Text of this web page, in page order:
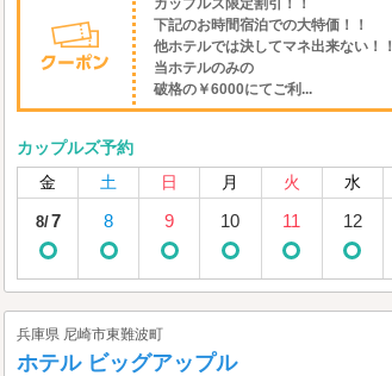
カップルズ限定割引！！
下記のお時間宿泊での大特価！！
他ホテルでは決してマネ出来ない！！
当ホテルのみの
破格の￥6000にてご利...
カップルズ予約
金
土 日 月 火 水
8/7 8 9 10 11 12
兵庫県 尼崎市東難波町
ホテル ビッグアップル